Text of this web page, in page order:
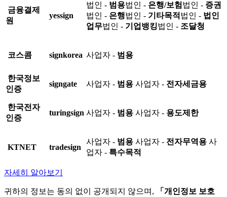
금융결제
원
yessign
법인 - 범용법인 - 은행/보험 법인 - 증권
법인 - 은행법인 - 기타목적 법인 - 법인
업무법인 - 기업뱅킹법인 - 조달청
코스콤 signkorea 사업자 - 범용
한국정보
인증
signgate 사업자 - 범용 사업자 - 전자세금용
한국전자
인증
turingsign 사업자 - 범용 사업자 - 용도제한
KTNET tradesign
사업자 - 범용 사업자 - 전자무역용 사
업자 - 특수목적
자세히 알아보기
귀하의 정보는 동의 없이 공개되지 않으며,
「개인정보 보호